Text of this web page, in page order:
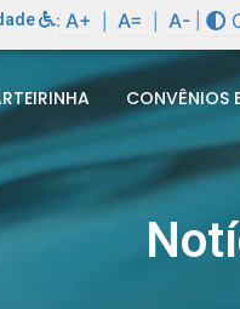
: A+ A= A-
CONVÊNIOS